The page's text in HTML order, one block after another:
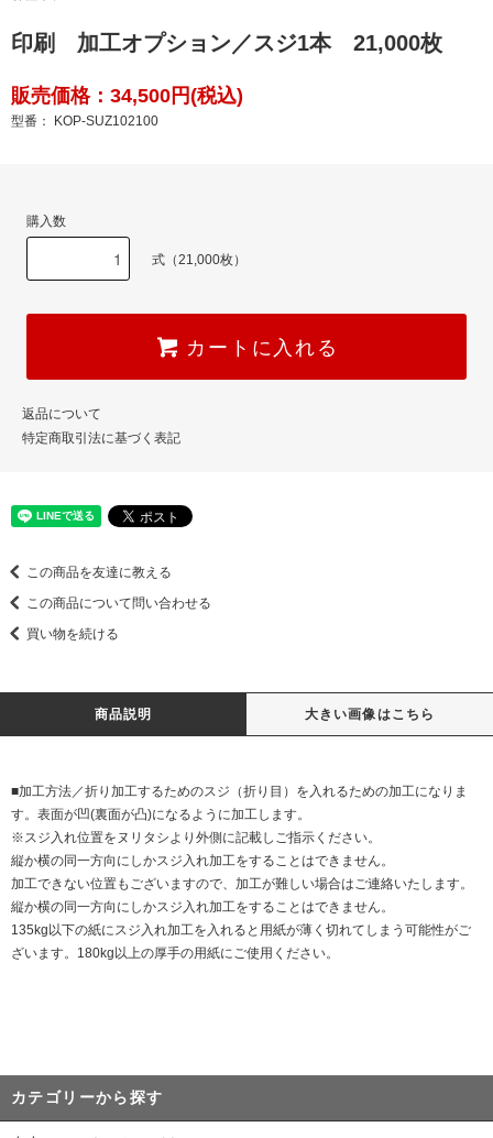
印刷 加工オプション／スジ1本 21,000枚
販売価格：34,500円(税込)
型番： KOP-SUZ102100
購入数
式（21,000枚）
カートに入れる
返品について
特定商取引法に基づく表記
この商品を友達に教える
この商品について問い合わせる
買い物を続ける
商品説明 大きい画像はこちら
■加工方法／折り加工するためのスジ（折り目）を入れるための加工になりま
す。表面が凹(裏面が凸)になるように加工します。
※スジ入れ位置をヌリタシより外側に記載しご指示ください。
縦か横の同一方向にしかスジ入れ加工をすることはできません。
加工できない位置もございますので、加工が難しい場合はご連絡いたします。
縦か横の同一方向にしかスジ入れ加工をすることはできません。
135kg以下の紙にスジ入れ加工を入れると用紙が薄く切れてしまう可能性がご
ざいます。180kg以上の厚手の用紙にご使用ください。
カテゴリーから探す